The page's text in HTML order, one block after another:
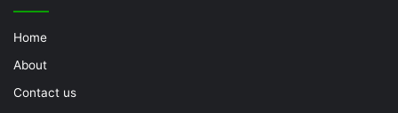
Home
About
Contact us